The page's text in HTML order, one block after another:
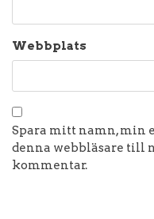
Webbplats
Spara mitt namn, min
denna webbläsare till
kommentar.